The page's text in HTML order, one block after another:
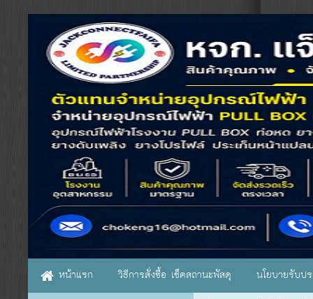
หน้าแรก วิธีการสั่งซื้อ เช็คสถานะพัสดุ นโยบายรับป